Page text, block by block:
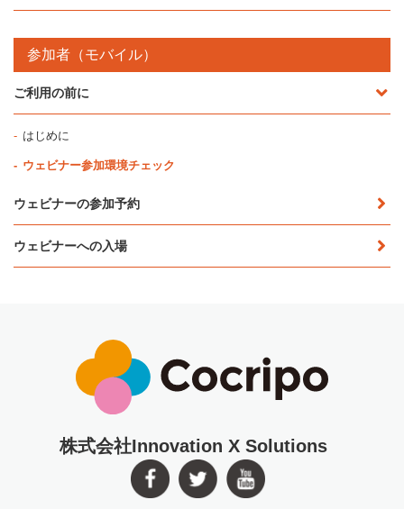
参加者（モバイル）
ご利用の前に
はじめに
ウェビナー参加環境チェック
ウェビナーの参加予約
ウェビナーへの入場
株式会社Innovation X Solutions